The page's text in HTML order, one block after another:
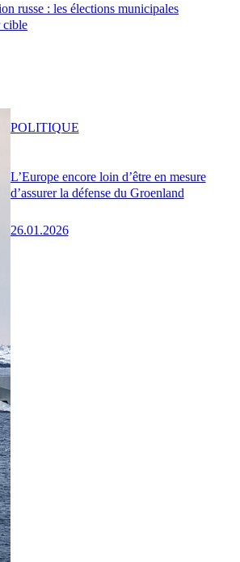
russe : les élections municipales
cible
L’Europe encore loin d’être en mesure
d’assurer la défense du Groenland
26.01.2026
POLITIQUE